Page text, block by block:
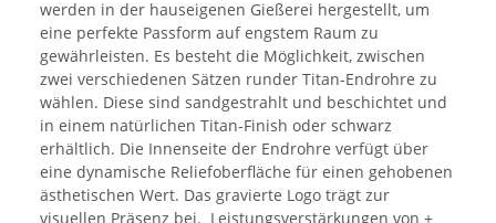
werden in der hauseigenen Gießerei hergestellt, um
eine perfekte Passform auf engstem Raum zu
gewährleisten. Es besteht die Möglichkeit, zwischen
zwei verschiedenen Sätzen runder Titan-Endrohre zu
wählen. Diese sind sandgestrahlt und beschichtet und
in einem natürlichen Titan-Finish oder schwarz
erhältlich. Die Innenseite der Endrohre verfügt über
eine dynamische Reliefoberfläche für einen gehobenen
ästhetischen Wert. Das gravierte Logo trägt zur
visuellen Präsenz bei. Leistungsverstärkungen von +